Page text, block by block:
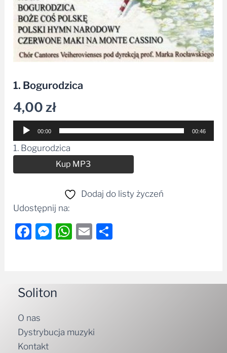
1. Bogurodzica
4,00zł
Odtwarzacz
plików
dźwiękowych
00:00 00:46
1. Bogurodzica
Kup MP3
Dodaj do listy życzeń
Udostępnij na:
Facebook
Messenger
WhatsApp
Email
Soliton
O nas
Dystrybucja muzyki
Kontakt